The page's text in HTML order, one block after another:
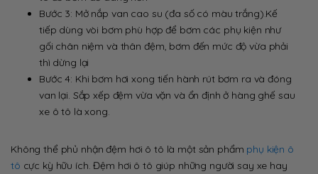
Bước 3: Mở nắp van cao su (đa số có màu trắng).Kế
tiếp dùng vòi bơm phù hợp để bơm các phụ kiện như
gối chân niệm và thân đệm, bơm đến mức độ vừa phải
thì dừng lại
Bước 4: Khi bơm hơi xong tiến hành rút bơm ra và đóng
van lại. Sắp xếp đệm vừa vặn và ổn định ở hàng ghế sau
xe ô tô là xong.
Không thể phủ nhận đệm hơi ô tô là một sản phẩm phụ kiện ô
tô cực kỳ hữu ích. Đệm hơi ô tô giúp những người say xe hay